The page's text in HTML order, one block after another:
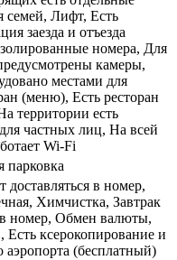
семей, Лифт, Есть
заезда и отъезда
номера, Для
камеры,
местами для
(меню), Есть ресторан
территории есть
частных лиц, На всей
Wi-Fi
парковка
в номер,
Химчистка, Завтрак
в номер, Обмен валюты,
Есть ксерокопирование и
аэропорта (бесплатный)